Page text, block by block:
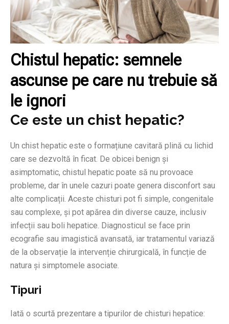
Chistul hepatic: semnele
ascunse pe care nu trebuie să
le ignori
Ce este un chist hepatic?
Un chist hepatic este o formațiune cavitară plină cu lichid
care se dezvoltă în ficat. De obicei benign și
asimptomatic, chistul hepatic poate să nu provoace
probleme, dar în unele cazuri poate genera disconfort sau
alte complicații. Aceste chisturi pot fi simple, congenitale
sau complexe, și pot apărea din diverse cauze, inclusiv
infecții sau boli hepatice. Diagnosticul se face prin
ecografie sau imagistică avansată, iar tratamentul variază
de la observație la intervenție chirurgicală, în funcție de
natura și simptomele asociate.
Tipuri
Iată o scurtă prezentare a tipurilor de chisturi hepatice: